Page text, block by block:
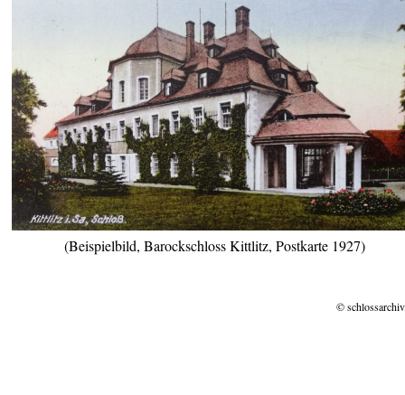
(Beispielbild, Barockschloss Kittlitz, Postkarte 1927)
©